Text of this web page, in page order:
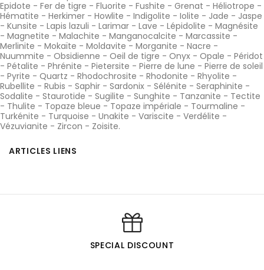
Epidote - Fer de tigre - Fluorite - Fushite - Grenat - Héliotrope -
Hématite - Herkimer - Howlite - Indigolite - Iolite - Jade - Jaspe
- Kunsite - Lapis lazuli - Larimar - Lave - Lépidolite - Magnésite
- Magnetite - Malachite - Manganocalcite - Marcassite -
Merlinite - Mokaïte - Moldavite - Morganite - Nacre -
Nuummite - Obsidienne - Oeil de tigre - Onyx - Opale - Péridot
- Pétalite - Phrénite - Pietersite - Pierre de lune - Pierre de soleil
- Pyrite - Quartz - Rhodochrosite - Rhodonite - Rhyolite -
Rubellite - Rubis - Saphir - Sardonix - Sélénite - Seraphinite -
Sodalite - Staurotide - Sugilite - Sunghite - Tanzanite - Tectite
- Thulite - Topaze bleue - Topaze impériale - Tourmaline -
Turkénite - Turquoise - Unakite - Variscite - Verdélite -
Vézuvianite - Zircon - Zoisite.
ARTICLES LIENS
SPECIAL DISCOUNT